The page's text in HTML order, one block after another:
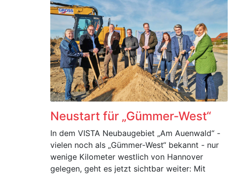
Neustart für „Gümmer-West“
In dem VISTA Neubaugebiet „Am Auenwald“ -
vielen noch als „Gümmer‑West“ bekannt - nur
wenige Kilometer westlich von Hannover
gelegen, geht es jetzt sichtbar weiter: Mit